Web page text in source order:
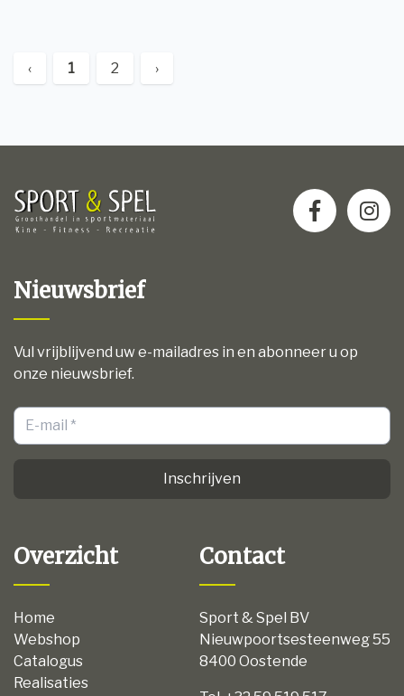
‹ 1 2 ›
Nieuwsbrief
Vul vrijblijvend uw e-mailadres in en abonneer u op
onze nieuwsbrief.
Inschrijven
Overzicht
Home
Webshop
Catalogus
Realisaties
Contact
Sport & Spel BV
Nieuwpoortsesteenweg 55
8400 Oostende